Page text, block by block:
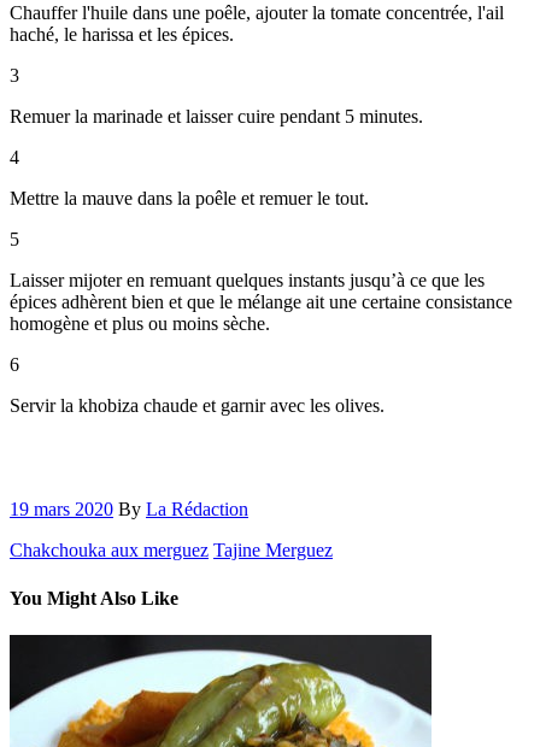
Chauffer l'huile dans une poêle, ajouter la tomate concentrée, l'ail
haché, le harissa et les épices.
3
Remuer la marinade et laisser cuire pendant 5 minutes.
4
Mettre la mauve dans la poêle et remuer le tout.
5
Laisser mijoter en remuant quelques instants jusqu’à ce que les
épices adhèrent bien et que le mélange ait une certaine consistance
homogène et plus ou moins sèche.
6
Servir la khobiza chaude et garnir avec les olives.
19 mars 2020 By La Rédaction
Chakchouka aux merguez Tajine Merguez
You Might Also Like